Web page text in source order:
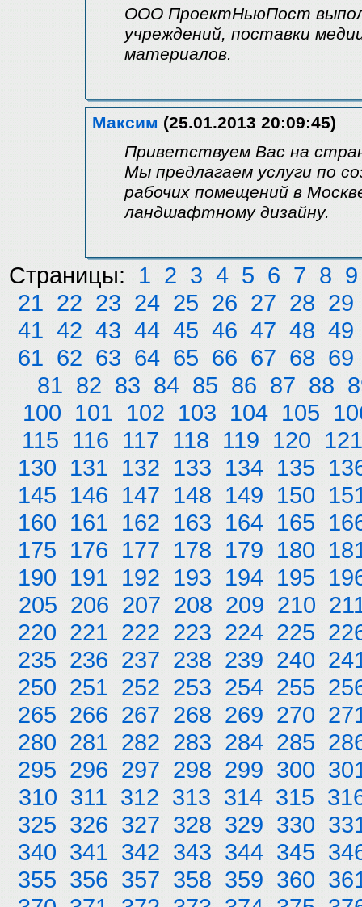
ООО ПроектНьюПост
учреждений, поставки
материалов.
Максим (25.01.2013 20:09:45)
Приветствуем Вас на
Мы предлагаем услуги по
рабочих помещений в
ландшафтному дизайну.
Страницы: 1 2 3 4 5 6 7 8 9
21 22 23 24 25 26 27 28 29
41 42 43 44 45 46 47 48 49
61 62 63 64 65 66 67 68 69
81 82 83 84 85 86 87 88
100 101 102 103 104 105
115 116 117 118 119 120 121
130 131 132 133 134 135
145 146 147 148 149 150
160 161 162 163 164 165
175 176 177 178 179 180
190 191 192 193 194 195
205 206 207 208 209 210
220 221 222 223 224 225
235 236 237 238 239 240
250 251 252 253 254 255
265 266 267 268 269 270
280 281 282 283 284 285
295 296 297 298 299 300
310 311 312 313 314 315
325 326 327 328 329 330
340 341 342 343 344 345
355 356 357 358 359 360